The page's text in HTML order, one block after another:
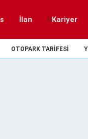
İlan Kariyer
OTOPARK TARIFESI